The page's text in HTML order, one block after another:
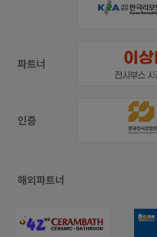
파트너
인증
해외파트너